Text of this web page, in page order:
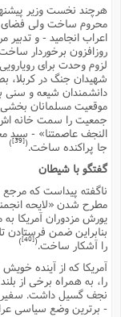
هرچند نخست وزیر
محروم ساخت ولى فضاى
اعراب انجامید - و تدبیر
روزافزون برخوردار
لزوم وحدت براى
شهیدان جنگ در کربلا،
دانشمندان شیعه و سنى
موقعیت مسلمانان بخشى
جمعیت را سمت خانه
النجف عاصمتنا» -
جا پراکنده ساخت. [39]
)
گفتگو با شیطان
ناگفته پیداست که مرجع
مطرح شدن «لایحه
یورش مزدوران آمریکا به
بنابراین ضمن فرستادن
را آشکار ساخت.(
[40]
)
آمریکا که از آینده
را، به همراه برخى از
نجف گسیل داشت. سفیر
- برترین وضع سیاسى